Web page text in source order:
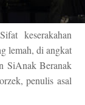
keserakahan
lemah, di angkat
SiAnak Beranak
penulis asal